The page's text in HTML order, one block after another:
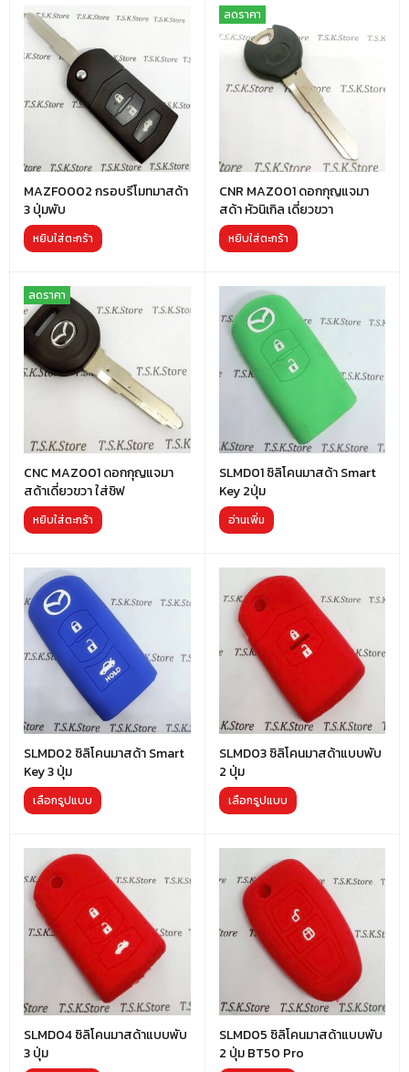
MAZF0002 กรอบรีโมทมาสด้า
3 ปุ่มพับ
หยิบใส่ตะกร้า
ลดราคา
CNR MAZ001 ดอกกุญแจมา
สด้า หัวนิเกิล เดี่ยวขวา
หยิบใส่ตะกร้า
ลดราคา
CNC MAZ001 ดอกกุญแจมา
สด้าเดี่ยวขวา ใส่ชิฟ
หยิบใส่ตะกร้า
SLMD01 ซิลิโคนมาสด้า Smart
Key 2ปุ่ม
อ่านเพิ่ม
SLMD02 ซิลิโคนมาสด้า Smart
Key 3 ปุ่ม
เลือกรูปแบบ
SLMD03 ซิลิโคนมาสด้าแบบพับ
2 ปุ่ม
เลือกรูปแบบ
SLMD04 ซิลิโคนมาสด้าแบบพับ
3 ปุ่ม
SLMD05 ซิลิโคนมาสด้าแบบพับ
2 ปุ่ม BT50 Pro